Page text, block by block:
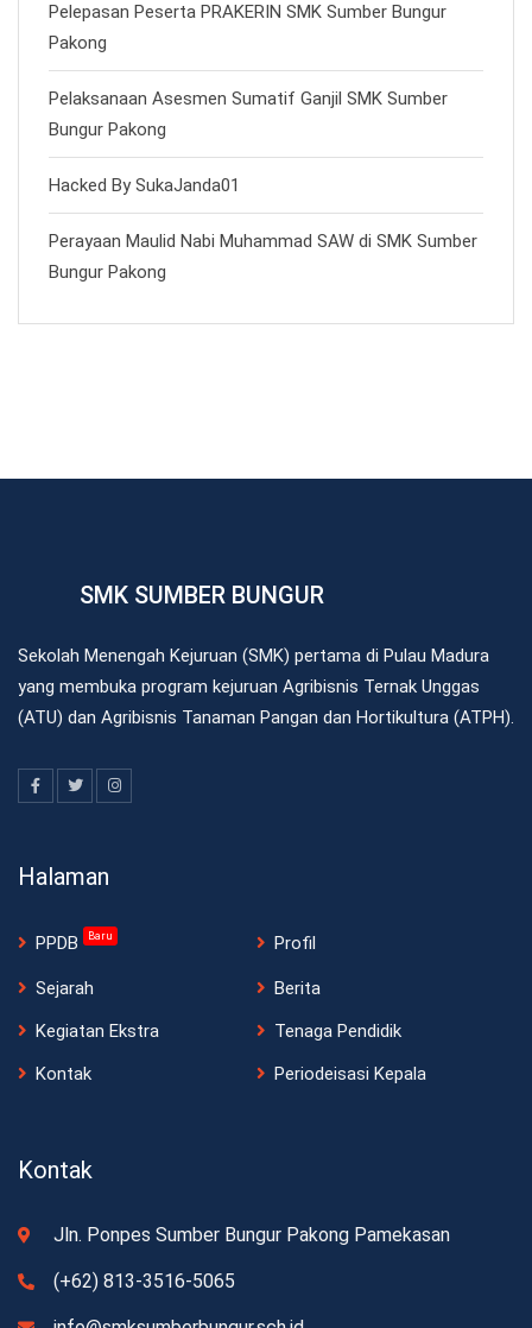
Pelepasan Peserta PRAKERIN SMK Sumber Bungur
Pakong
Pelaksanaan Asesmen Sumatif Ganjil SMK Sumber
Bungur Pakong
Hacked By SukaJanda01
Perayaan Maulid Nabi Muhammad SAW di SMK Sumber
Bungur Pakong
SMK SUMBER BUNGUR
Sekolah Menengah Kejuruan (SMK) pertama di Pulau Madura
yang membuka program kejuruan Agribisnis Ternak Unggas
(ATU) dan Agribisnis Tanaman Pangan dan Hortikultura (ATPH).
Halaman
PPDB Baru Profil
Sejarah
Berita
Kegiatan Ekstra
Tenaga Pendidik
Kontak
Periodeisasi Kepala
Kontak
Jln. Ponpes Sumber Bungur Pakong Pamekasan
(+62) 813-3516-5065